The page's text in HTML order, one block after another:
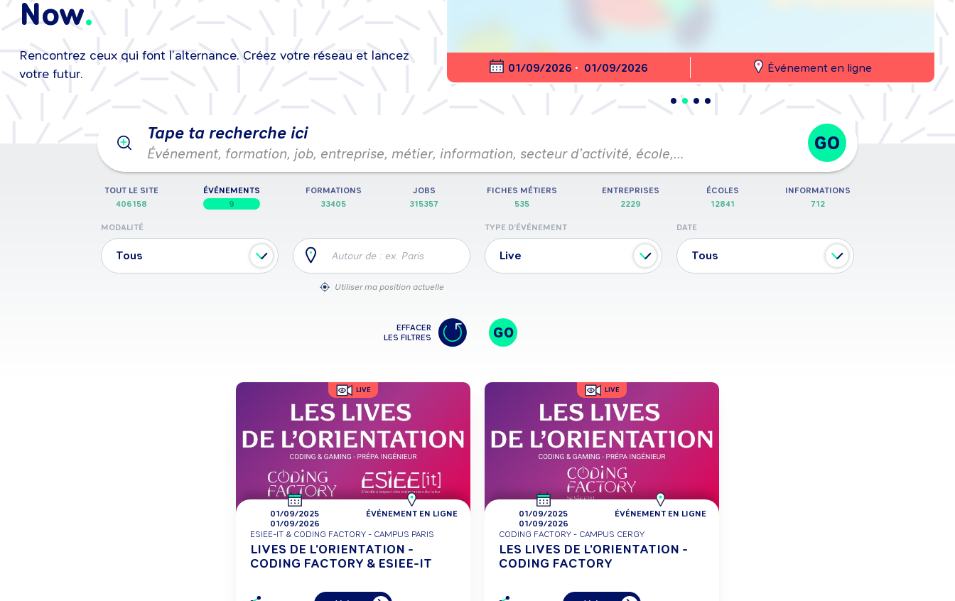
Now
Rencontrez ceux qui font l’alternance. Créez votre réseau et lancez
votre futur.
25/08/2026 01/09/2026 • 01/09/2026 Événement en ligne
Tape ta recherche ici
Événement, formation, job, entreprise, métier, information, secteur d’activité, école,… GO
TOUT LE SITE
406158
ÉVÉNEMENTS
9
FORMATIONS
33405
JOBS
315357
FICHES MÉTIERS
535
ENTREPRISES
2229
ÉCOLES
12841
INFORMATIONS
712
EFFACER
LES FILTRES
MODALITÉ
Tous Autour de : ex. Paris
Utiliser ma position actuelle
TYPE D’ÉVÉNEMENT
Live
DATE
Tous
GO
LIVE
01/09/2025
01/09/2026
ÉVÉNEMENT EN LIGNE
ESIEE-IT & CODING FACTORY - CAMPUS PARIS
LIVES DE L'ORIENTATION -
CODING FACTORY & ESIEE-IT
LIVE
01/09/2025
01/09/2026
ÉVÉNEMENT EN LIGNE
CODING FACTORY - CAMPUS CERGY
LES LIVES DE L'ORIENTATION -
CODING FACTORY